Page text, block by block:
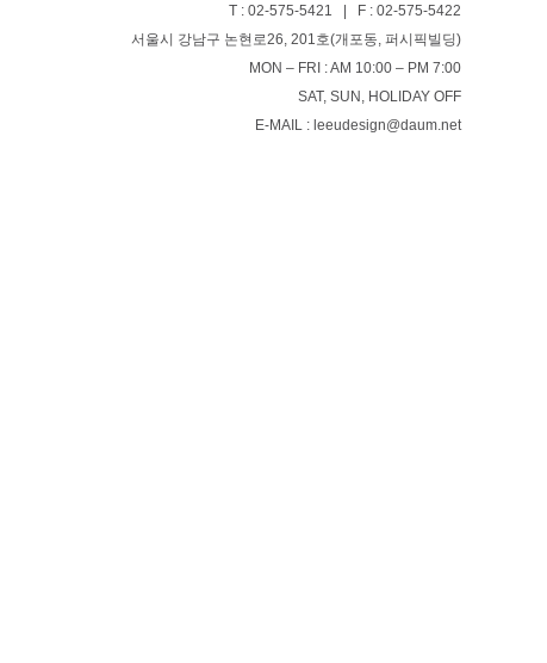
T : 02-575-5421 | F : 02-575-5422
서울시 강남구 논현로26, 201호(개포동, 퍼시픽빌딩)
MON – FRI : AM 10:00 – PM 7:00
SAT, SUN, HOLIDAY OFF
E-MAIL : leeudesign@daum.net